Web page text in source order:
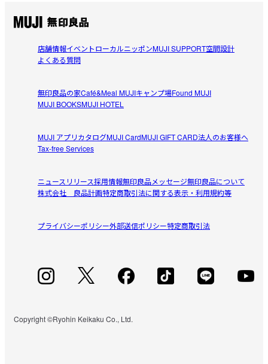
店舗情報イベントローカルニッポンMUJI SUPPORT空間設計
よくある質問
無印良品の家Café&Meal MUJIキャンプ場Found MUJI
MUJI BOOKSMUJI HOTEL
MUJI アプリカタログMUJI CardMUJI GIFT CARD法人のお客様へ
Tax-free Services
ニュースリリース採用情報無印良品メッセージ無印良品について
株式会社 良品計画特定商取引法に関する表示・利用規約等
プライバシーポリシー外部送信ポリシー特定商取引法
Copyright ©Ryohin Keikaku Co., Ltd.